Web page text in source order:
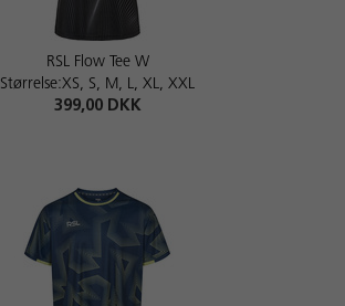
RSL Flow Tee W
Størrelse:XS, S, M, L, XL, XXL
399,00 DKK